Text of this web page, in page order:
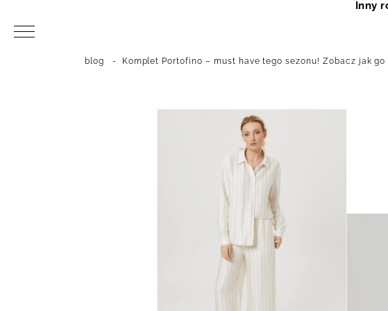
blog - Komplet Portofino – must have tego sezonu! Zobacz jak go
Inny